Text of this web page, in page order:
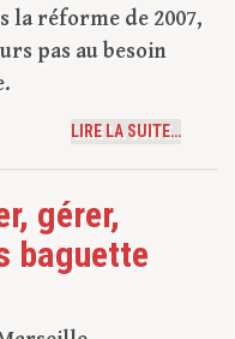
la réforme de 2007,
pas au besoin
LIRE LA SUITE…
gérer,
baguette